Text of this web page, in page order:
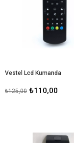
Vestel Lcd Kumanda
₺110,00
₺125,00